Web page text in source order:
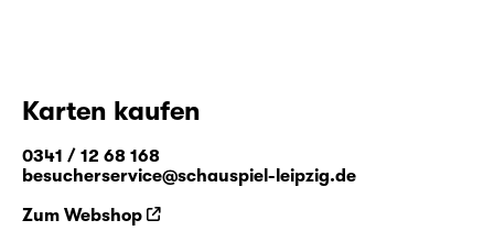
Karten kaufen
0341 / 12 68 168
besucherservice@schauspiel-leipzig.de
Zum Webshop